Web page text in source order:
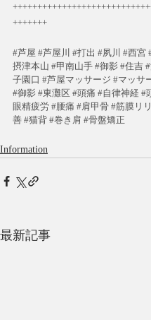
+++++++
#芦屋 #芦屋川 #打出 #夙川 #西宮
摂津本山 #甲南山手 #御影 #住吉
子園口 #芦屋マッサージ #マッサ
#御影 #東灘区 #頭痛 #自律神経 #
眼精疲労 #腰痛 #肩甲骨 #筋膜リ
善 #猫背 #巻き肩 #骨盤矯正
Information
最新記事